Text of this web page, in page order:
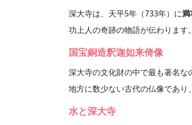
深大寺は、天平5年（733年）に満
功上人の奇跡の物語が伝わります。
国宝銅造釈迦如来倚像
深大寺の文化財の中で最も著名
地方に数少ない古代の仏像であり
水と深大寺